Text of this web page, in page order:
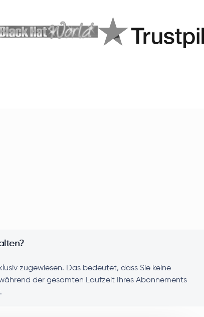
zugewiesen. Das bedeutet, dass Sie keine
der gesamten Laufzeit Ihres Abonnements